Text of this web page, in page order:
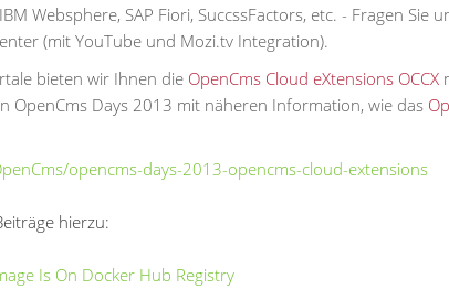
Websphere, SAP Fiori, SuccssFactors, etc. - Fragen Sie
(mit YouTube und Mozi.tv Integration).
bieten wir Ihnen die OpenCms Cloud eXtensions OCCX
OpenCms Days 2013 mit näheren Information, wie das
opencms-days-2013-opencms-cloud-extensions
hierzu:
Is On Docker Hub Registry